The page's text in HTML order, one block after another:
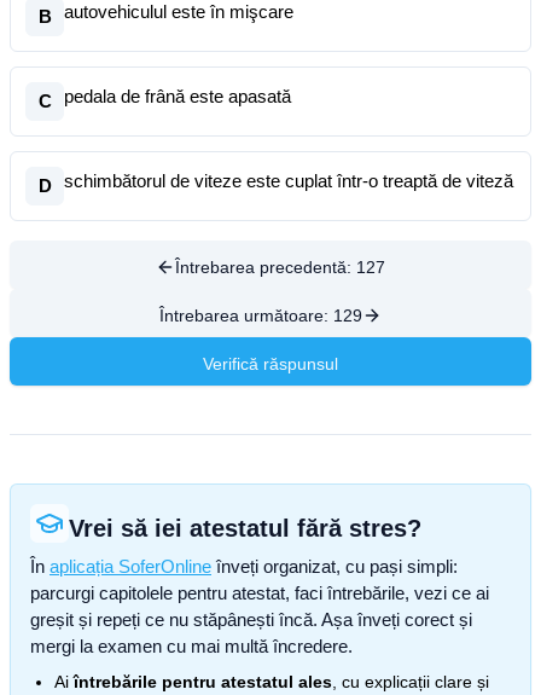
B autovehiculul este în mişcare
C pedala de frână este apasată
D schimbătorul de viteze este cuplat într-o treaptă de viteză
Întrebarea precedentă: 127
Întrebarea următoare: 129
Verifică răspunsul
Vrei să iei atestatul fără stres?
În aplicația SoferOnline înveți organizat, cu pași simpli:
parcurgi capitolele pentru atestat, faci întrebările, vezi ce ai
greșit și repeți ce nu stăpânești încă. Așa înveți corect și
mergi la examen cu mai multă încredere.
Aiîntrebările pentru atestatul ales , cu explicații clare și